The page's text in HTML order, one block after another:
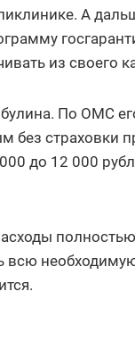
А
из своего
По ОМС
без страховки
до 12 000
всю